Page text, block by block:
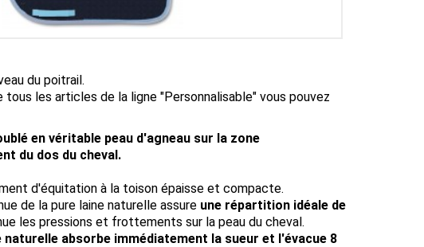
du poitrail.
les articles de la ligne "Personnalisable" vous pouvez
en véritable peau d'agneau sur la zone
du dos du cheval.
d'équitation à la toison épaisse et compacte.
de la pure laine naturelle assure une répartition idéale de
les pressions et frottements sur la peau du cheval.
naturelle absorbe immédiatement la sueur et l'évacue 8